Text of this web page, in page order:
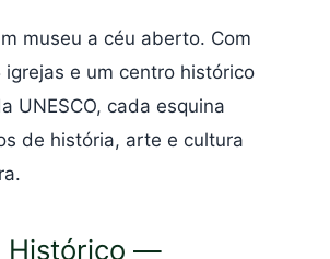
museu a céu aberto. Com
e um centro histórico
UNESCO, cada esquina
de história, arte e cultura
Histórico —